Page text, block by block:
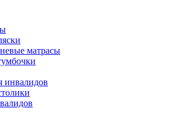
матрасы
инвалидов